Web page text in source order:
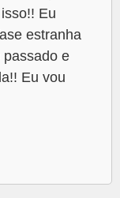
Eu
estranha
e
Eu vou